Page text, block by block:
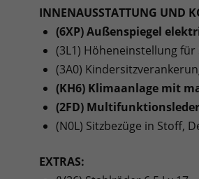
INNENAUSSTATTUNG UND
(6XP) Außenspiegel
(3L1) Höheneinstellung für
(3A0)
(KH6) Klimaanlage mit
(2FD)
(N0L) Sitzbezüge in Stoff,
EXTRAS: